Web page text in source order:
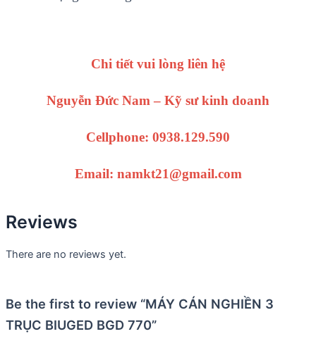
Chi tiết vui lòng liên hệ
Nguyễn Đức Nam – Kỹ sư kinh doanh
Cellphone: 0938.129.590
Email: namkt21@gmail.com
Reviews
There are no reviews yet.
Be the first to review “MÁY CÁN NGHIỀN 3
TRỤC BIUGED BGD 770”